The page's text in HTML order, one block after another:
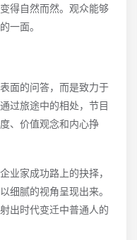
得自然而然。观众能够
一面。
面的问答，而是致力于
过旅途中的相处，节目
、价值观念和内心挣
业家成功路上的抉择，
细腻的视角呈现出来。
出时代变迁中普通人的